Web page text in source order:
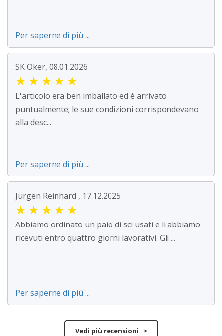
Per saperne di più ...
SK Oker, 08.01.2026
★ ★ ★ ★ ★
L'articolo era ben imballato ed è arrivato
puntualmente; le sue condizioni corrispondevano
alla desc...
Per saperne di più ...
Jürgen Reinhard , 17.12.2025
★ ★ ★ ★ ★
Abbiamo ordinato un paio di sci usati e li abbiamo
ricevuti entro quattro giorni lavorativi. Gli ...
Per saperne di più ...
Vedi più recensioni >